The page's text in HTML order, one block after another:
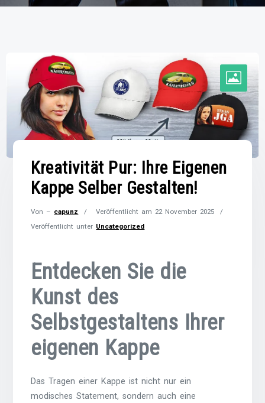
Kreativität Pur: Ihre Eigenen
Kappe Selber Gestalten!
Von – capunz Veröffentlicht am 22 November 2025
Veröffentlicht unter Uncategorized
Entdecken Sie die
Kunst des
Selbstgestaltens Ihrer
eigenen Kappe
Das Tragen einer Kappe ist nicht nur ein
modisches Statement, sondern auch eine